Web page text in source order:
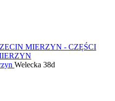
MIERZYN - CZĘŚCI
Welecka 38d